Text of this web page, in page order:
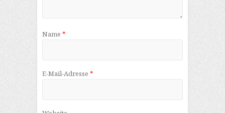
Name *
E-Mail-Adresse *